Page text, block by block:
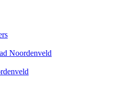
Noordenveld